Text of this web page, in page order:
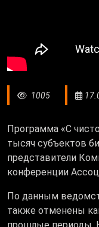
1005
Программа «С
тысяч субъектов
представители
конференции
По данным
также отменены